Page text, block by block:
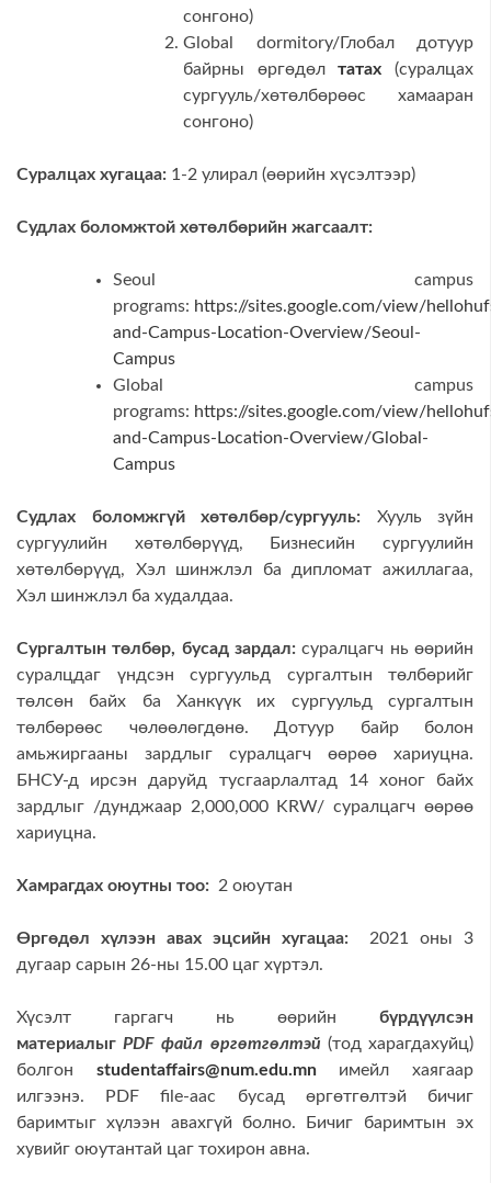
сонгоно)
Global dormitory/Глобал дотуур
байрны өргөдөлтатах(суралцах
сургууль/хөтөлбөрөөс хамааран
сонгоно)
Суралцах хугацаа: 1-2 улирал (өөрийн хүсэлтээр)
Судлах боломжтой хөтөлбөрийн жагсаалт:
Seoul campus
programs: https://sites.google.com/view/
and-Campus-Location-Overview/Seoul-
Campus
Global campus
programs: https://sites.google.com/view/
and-Campus-Location-Overview/Global-
Campus
Судлах боломжгүй хөтөлбөр/сургууль: Хууль зүйн
сургуулийн хөтөлбөрүүд, Бизнесийн сургуулийн
хөтөлбөрүүд, Хэл шинжлэл ба дипломат ажиллагаа,
Хэл шинжлэл ба худалдаа.
Сургалтын төлбөр, бусад зардал: суралцагч нь өөрийн
суралцдаг үндсэн сургуульд сургалтын төлбөрийг
төлсөн байх ба Ханкүүк их сургуульд сургалтын
төлбөрөөс чөлөөлөгдөнө. Дотуур байр болон
амьжиргааны зардлыг суралцагч өөрөө хариуцна.
БНСУ-д ирсэн даруйд тусгаарлалтад 14 хоног байх
зардлыг /дунджаар 2,000,000 KRW/ суралцагч өөрөө
хариуцна.
Хамрагдах оюутны тоо: 2 оюутан
Өргөдөл хүлээн авах эцсийн хугацаа:
2021 оны 3
дугаар сарын 26-ны 15.00 цаг хүртэл.
Хүсэлт гаргагч нь өөрийн бүрдүүлсэн
материалыг PDF файл өргөтгөлтэй (тод харагдахуйц)
болгон studentaffairs@num.edu.mnимейл хаягаар
илгээнэ. PDF file-аас бусад өргөтгөлтэй бичиг
баримтыг хүлээн авахгүй болно. Бичиг баримтын эх
хувийг оюутантай цаг тохирон авна.